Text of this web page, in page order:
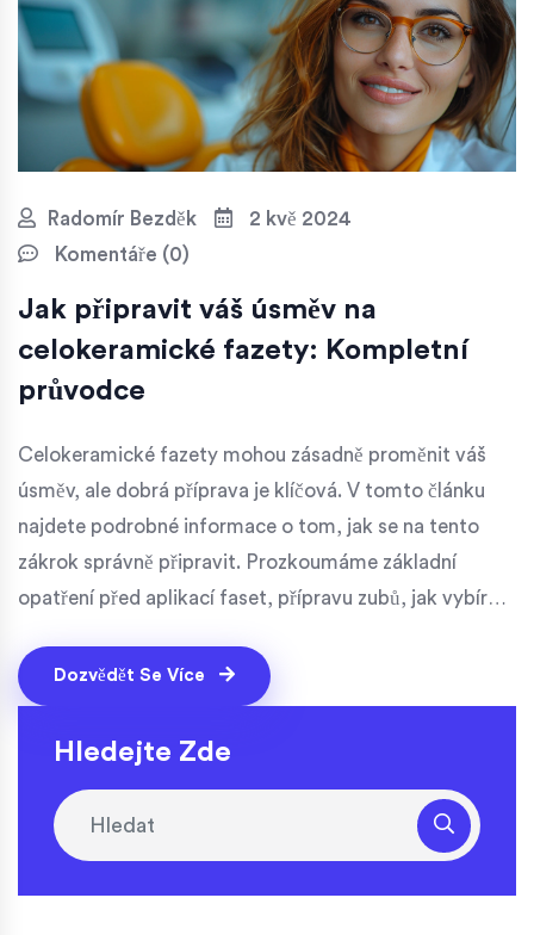
Radomír Bezděk
2 kvě 2024
Komentáře (0)
Jak připravit váš úsměv na
celokeramické fazety: Kompletní
průvodce
Celokeramické fazety mohou zásadně proměnit váš
úsměv, ale dobrá příprava je klíčová. V tomto článku
najdete podrobné informace o tom, jak se na tento
zákrok správně připravit. Prozkoumáme základní
opatření před aplikací faset, přípravu zubů, jak vybírat
byl výsledek co nejlepší a nejdéle trvanlivý.
Dozvědět Se Více
Hledejte Zde